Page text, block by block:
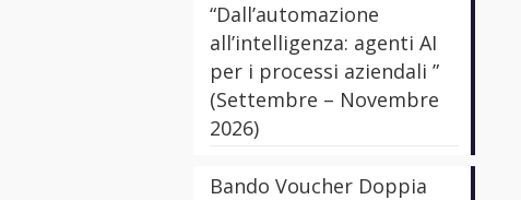
“Dall’automazione
all’intelligenza: agenti AI
per i processi aziendali ”
(Settembre – Novembre
2026)
Bando Voucher Doppia